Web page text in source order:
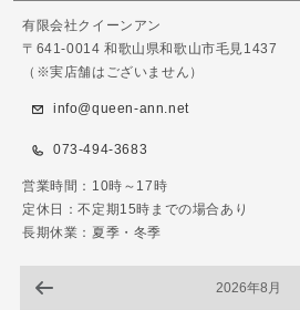
有限会社クイーンアン
〒641-0014 和歌山県和歌山市毛見1437
（※実店舗はございません）
info@queen-ann.net
073-494-3683
営業時間：10時～17時
定休日：不定期15時までの場合あり
長期休業：夏季・冬季
2026年8月